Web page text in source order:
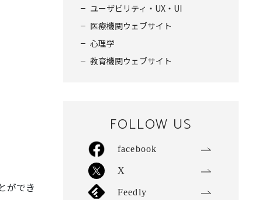
ができ
ユーザビリティ・UX・UI
医療機関ウェブサイト
心理学
教育機関ウェブサイト
FOLLOW US
facebook
X
Feedly